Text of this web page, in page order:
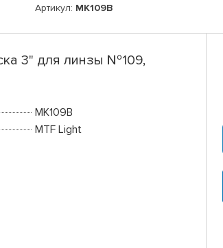
Артикул: MK109B
3" для линзы №109,
MK109B
MTF Light